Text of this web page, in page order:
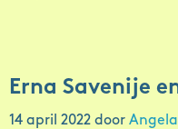
Erna Savenije
14 april 2022 door Angela